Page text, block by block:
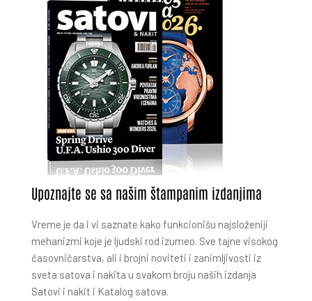
Upoznajte se sa našim štampanim izdanjima
Vreme je da i vi saznate kako funkcionišu najsloženiji
mehanizmi koje je ljudski rod izumeo. Sve tajne visokog
časovničarstva, ali i brojni noviteti i zanimljivosti iz
sveta satova i nakita u svakom broju naših izdanja
Satovi i nakit i Katalog satova.